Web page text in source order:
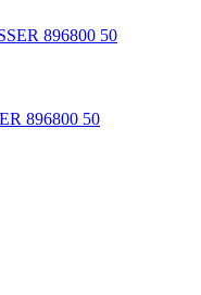
896800 50